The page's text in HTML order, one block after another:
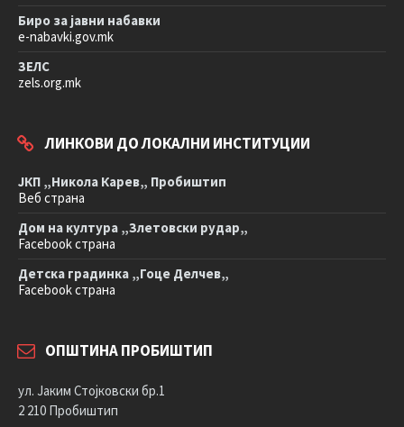
Биро за јавни набавки
e-nabavki.gov.mk
ЗЕЛС
zels.org.mk
ЛИНКОВИ ДО ЛОКАЛНИ ИНСТИТУЦИИ
ЈКП „Никола Карев„ Пробиштип
Веб страна
Дом на култура „Злетовски рудар„
Facebook страна
Детска градинка „Гоце Делчев„
Facebook страна
ОПШТИНА ПРОБИШТИП
ул. Јаким Стојковски бр.1
2 210 Пробиштип